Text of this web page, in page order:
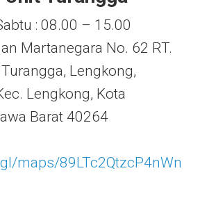
: 08.00 – 15.00
Martanegara No. 62 RT.
Lengkong,
Lengkong, Kota
Barat 40264
maps/89LTc2QtzcP4nWn